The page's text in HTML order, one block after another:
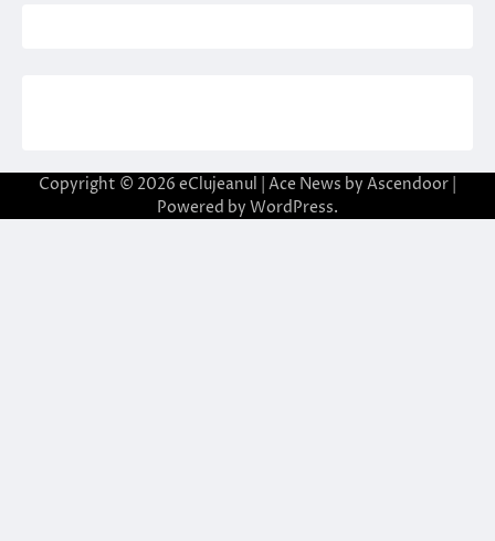
Copyright © 2026 eClujeanul | Ace News by Ascendoor
Powered by WordPress.